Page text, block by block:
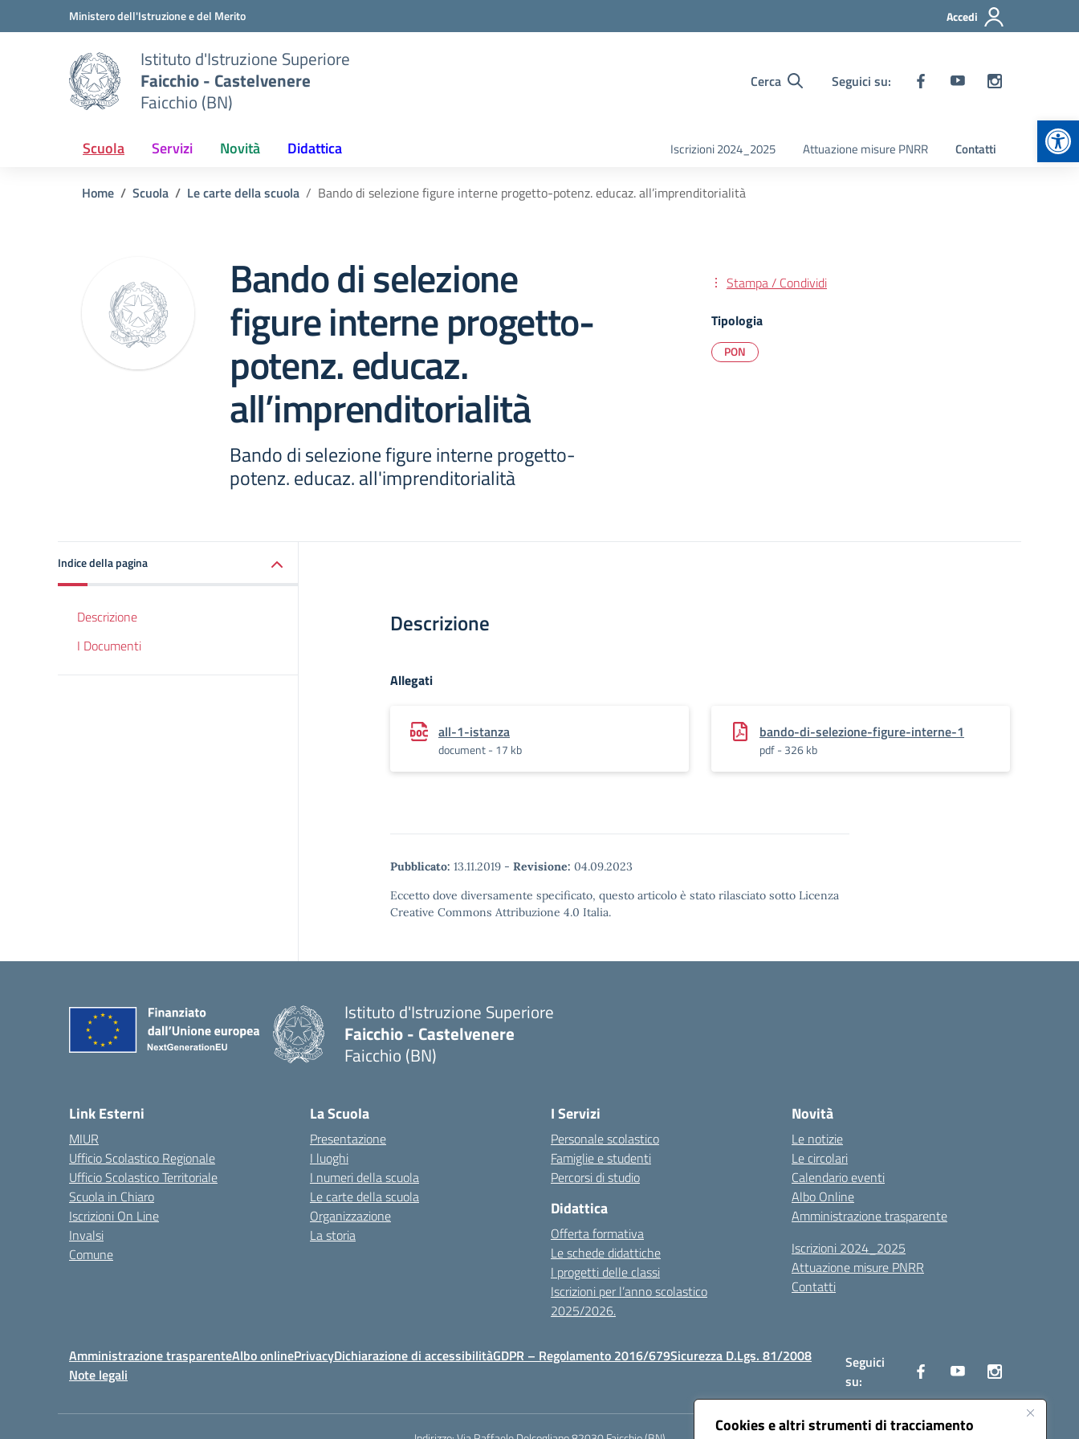
Cookies e altri strumenti di tracciamento
Vai ai contenuti
Vai al menu di navigazioneMinistero dell'Istruzione e del Merito Accedi
Istituto d'Istruzione Superiore
Faicchio - Castelvenere
Faicchio (BN)
Cerca Seguici su:
Scuola Servizi Novità Didattica Iscrizioni 2024_2025 Attuazione misure PNRR Contatti
Home Scuola Le carte della scuola Bando di selezione figure interne progetto-potenz. educaz. all’imprenditorialità
Bando di selezione
figure interne progetto-
potenz. educaz.
all’imprenditorialità
Bando di selezione figure interne progetto-
potenz. educaz. all'imprenditorialità
Stampa / Condividi
Tipologia
PON
Indice della pagina
Descrizione
I Documenti
Descrizione
Allegati
all-1-istanza
document - 17 kb
bando-di-selezione-figure-interne-1
pdf - 326 kb
Pubblicato: 13.11.2019 - Revisione: 04.09.2023
Eccetto dove diversamente specificato, questo articolo è stato rilasciato sotto Licenza
Creative Commons Attribuzione 4.0 Italia.
Istituto d'Istruzione Superiore
Faicchio - Castelvenere
Faicchio (BN)
Link Esterni
MIUR
Ufficio Scolastico Regionale
Ufficio Scolastico Territoriale
Scuola in Chiaro
Iscrizioni On Line
Invalsi
Comune
La Scuola
Presentazione
I luoghi
I numeri della scuola
Le carte della scuola
Organizzazione
La storia
I Servizi
Personale scolastico
Famiglie e studenti
Percorsi di studio
Didattica
Offerta formativa
Le schede didattiche
I progetti delle classi
Iscrizioni per l’anno scolastico
2025/2026.
Novità
Le notizie
Le circolari
Calendario eventi
Albo Online
Amministrazione trasparente
Iscrizioni 2024_2025
Attuazione misure PNRR
Contatti
Amministrazione trasparenteAlbo onlinePrivacyDichiarazione di accessibilitàGDPR – Regolamento 2016/679Sicurezza D.Lgs. 81/2008
Note legali
Seguici
su: